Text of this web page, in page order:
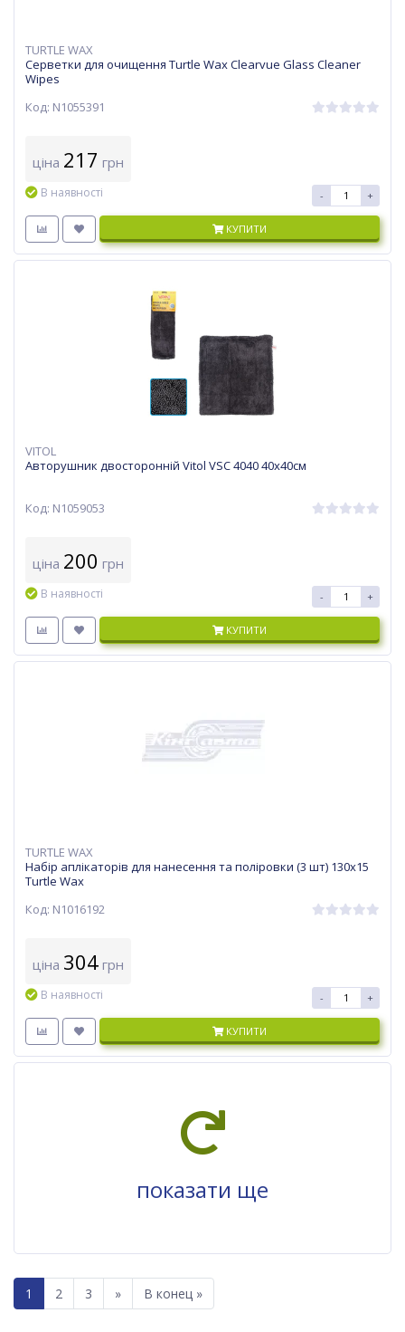
TURTLE WAX
Серветки для очищення Turtle Wax Clearvue Glass Cleaner
Wipes
Код: N1055391
ціна 217 грн
В наявності - +
КУПИТИ
VITOL
Авторушник двосторонній Vitol VSC 4040 40х40см
Код: N1059053
ціна 200 грн
В наявності - +
КУПИТИ
TURTLE WAX
Набір аплікаторів для нанесення та поліровки (3 шт) 130х15
Turtle Wax
Код: N1016192
ціна 304 грн
В наявності - +
КУПИТИ
показати ще
1 2 3 » В конец »